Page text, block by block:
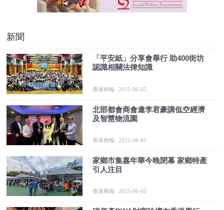
新聞
「平安紙」分享會舉行 助400街坊
認識相關法律知識
香港商報 2025-06-05
北部都會商會邀李君豪講低空經濟
及智慧物流園
香港商報 2025-06-05
​家鄉市集嘉年華今晚閉幕 家鄉特產
引人注目
香港商報 2025-06-05